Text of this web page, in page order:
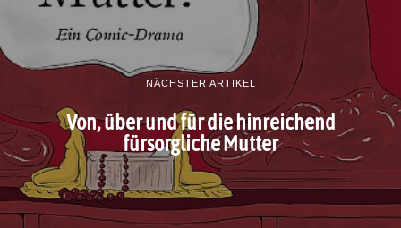
NÄCHSTER ARTIKEL
Von, über und für die hinreichend
fürsorgliche Mutter